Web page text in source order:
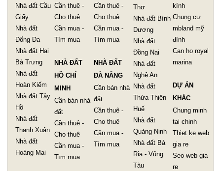
Nhà đất Cầu
Giấy
Nhà đất
Đống Đa
Nhà đất Hai
Bà Trưng
Nhà đất
Hoàn Kiếm
Nhà đất Tây
Hồ
Nhà đất
Thanh Xuân
Nhà đất
Hoàng Mai
Cần thuê -
Cho thuê
Cần mua -
Tìm mua
NHÀ ĐẤT
HỒ CHÍ
MINH
Cần bán nhà
đất
Cần thuê -
Cho thuê
Cần mua -
Tìm mua
Cần thuê -
Cho thuê
Cần mua -
Tìm mua
NHÀ ĐẤT
ĐÀ NẴNG
Cần bán nhà
đất
Cần thuê -
Cho thuê
Cần mua -
Tìm mua
Thơ
Nhà đất Bình
Dương
Nhà đất
Đồng Nai
Nhà đất
Nghệ An
Nhà đất
Thừa Thiên
Huế
Nhà đất
Quảng Ninh
Nhà đất Bà
Rịa - Vũng
Tàu
kính
Chung cư
mbland mỹ
đình
Can ho royal
marina
DỰ ÁN
KHÁC
Chung minh
tai chinh
Thiet ke web
gia re
Seo web gia
re